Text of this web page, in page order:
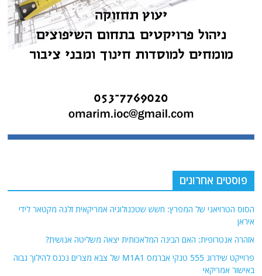
פוסטים אחרונים
הסוס הטרויאני של המפרץ: חשש שטכנולוגיה אמריקאית זלגה מקטאר לידי
איראן
אזהרה אנטרופית: האם הבינה המלאכותית יצאה משליטה אנושית?
פרוייקט שידרוג 555 טנקי אברמס M1A1 של צבא מצרים נכנס להילוך גבוה
באישור אמריקאי